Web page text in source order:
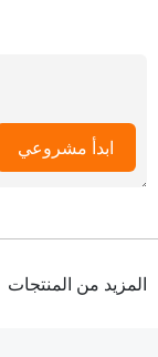
ابدأ مشروعي
المزيد من المنتجات